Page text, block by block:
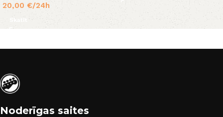
20,00 €/24h
Skatīt
Noderīgas saites